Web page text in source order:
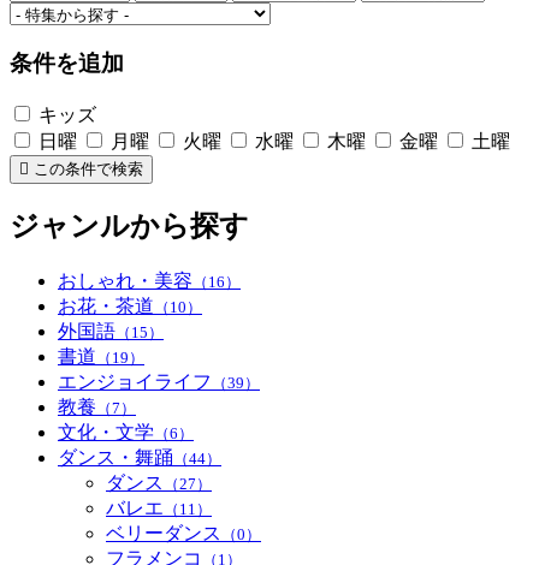
条件を追加
キッズ
日曜
月曜 火曜 水曜 木曜 金曜 土曜
この条件で検索
ジャンルから探す
おしゃれ・美容 （16）
お花・茶道 （10）
外国語 （15）
書道 （19）
エンジョイライフ （39）
教養 （7）
文化・文学 （6）
ダンス・舞踊 （44）
ダンス （27）
バレエ （11）
ベリーダンス （0）
フラメンコ （1）